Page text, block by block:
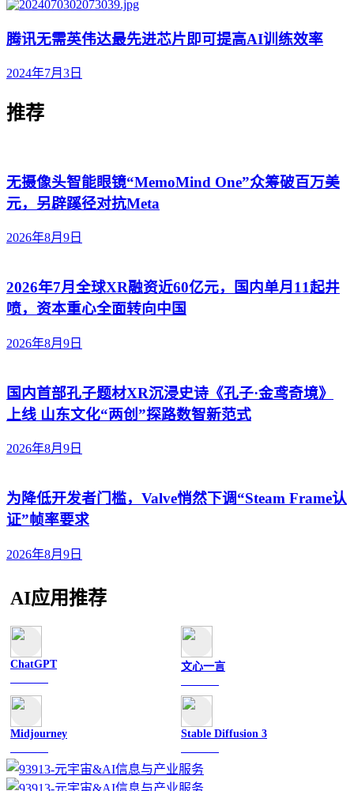
腾讯无需英伟达最先进芯片即可提高AI训练效率
2024年7月3日
推荐
无摄像头智能眼镜“MemoMind One”众筹破百万美
元，另辟蹊径对抗Meta
2026年8月9日
2026年7月全球XR融资近60亿元，国内单月11起井
喷，资本重心全面转向中国
2026年8月9日
国内首部孔子题材XR沉浸史诗《孔子·金鸢奇境》
上线 山东文化“两创”探路数智新范式
2026年8月9日
为降低开发者门槛，Valve悄然下调“Steam Frame认
证”帧率要求
2026年8月9日
AI应用推荐
ChatGPT 文心一言
Midjourney Stable Diffusion 3